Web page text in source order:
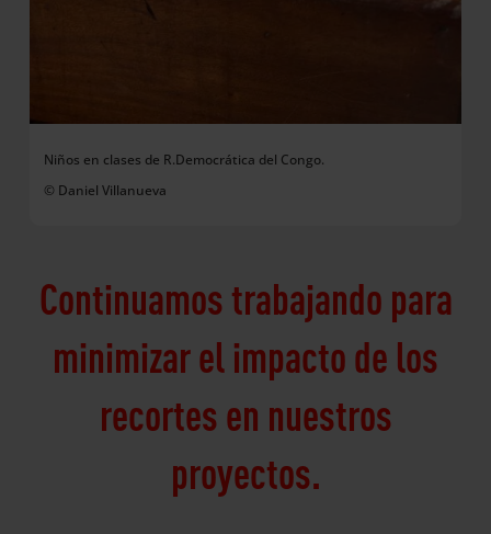
Niños en clases de R.Democrática del Congo.
© Daniel Villanueva
Continuamos trabajando para
minimizar el impacto de los
recortes en nuestros
proyectos.